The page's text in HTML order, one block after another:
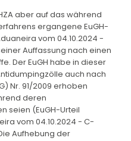
aber auf das während
ergangene EuGH-
vom 04.10.2024 -
Auffassung nach einen
Der EuGH habe in dieser
auch nach
Nr. 91/2009 erhoben
deren
seien (EuGH-Urteil
vom 04.10.2024 - C-
Aufhebung der